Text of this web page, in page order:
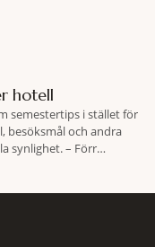
hotell
semestertips i stället för
besöksmål och andra
synlighet. – Förr